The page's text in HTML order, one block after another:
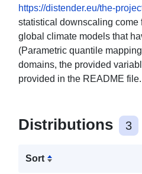
https://distender.eu/the-
statistical downscaling come
global climate models that
(Parametric quantile
domains, the provided
provided in the README file.
Distributions 3
Sort